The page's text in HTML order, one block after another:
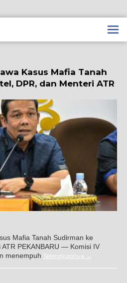
Kasus Mafia Tanah
DPR, dan Menteri ATR
Mafia Tanah Sudirman ke
PEKANBARU — Komisi IV
menempuh Selengkapnya